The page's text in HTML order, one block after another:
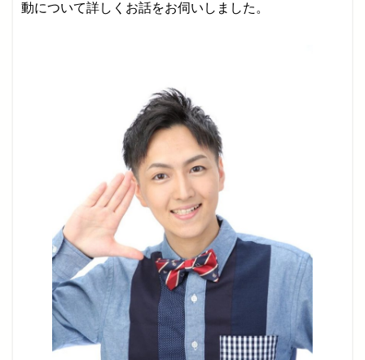
動について詳しくお話をお伺いしました。